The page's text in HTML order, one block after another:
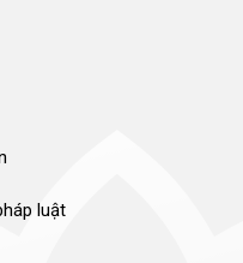
luật